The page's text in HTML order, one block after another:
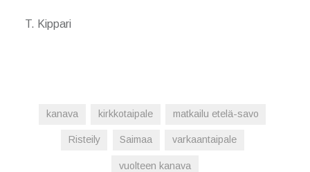
T. Kippari
kanava kirkkotaipale matkailu etelä-savo
Risteily Saimaa varkaantaipale
vuolteen kanava